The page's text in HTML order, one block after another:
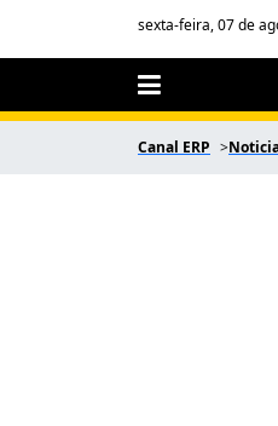
sexta-feira, 07 de
Canal ERP